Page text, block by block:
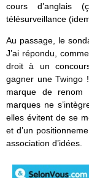
cours d’anglais
télésurveillance
Au passage, le
J’ai répondu,
droit à un
gagner une Twingo
marque de renom
marques ne
elles évitent de se
et d’un
association d’idées.